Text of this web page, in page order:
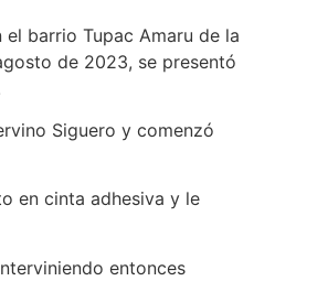
barrio Tupac Amaru de la
de 2023, se presentó
Siguero y comenzó
en cinta adhesiva y le
entonces